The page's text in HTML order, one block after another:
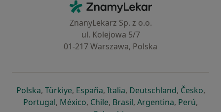
ZnamyLekar - Hlavní stránka
ZnanyLekarz Sp. z o.o.
ul. Kolejowa 5/7
01-217 Warszawa, Polska
Polskase otevře v nové záložce
, Türkiyese otevře v nové záložce
, Españase otevře v nové záložce
, Italiase otevře v nové záložce
, Deutschlandse otevře v
, Českose
,
Portugalse otevře v nové záložce
, Méxicose otevře v nové záložce
, Chilese otevře v nové záložce
, Brasilse otevře v nové
, Argentinase otevře v
, Perúse
,